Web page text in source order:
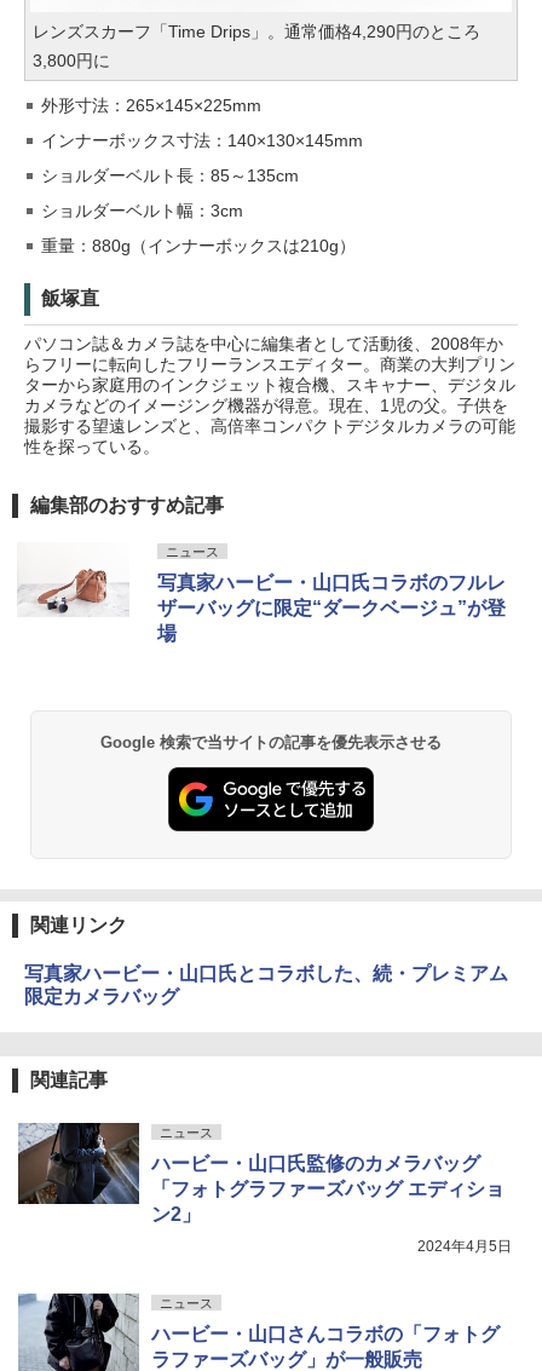
レンズスカーフ「Time Drips」。通常価格4,290円のところ
3,800円に
外形寸法：265×145×225mm
インナーボックス寸法：140×130×145mm
ショルダーベルト長：85～135cm
ショルダーベルト幅：3cm
重量：880g（インナーボックスは210g）
飯塚直
パソコン誌＆カメラ誌を中心に編集者として活動後、2008年か
らフリーに転向したフリーランスエディター。商業の大判プリン
ターから家庭用のインクジェット複合機、スキャナー、デジタル
カメラなどのイメージング機器が得意。現在、1児の父。子供を
撮影する望遠レンズと、高倍率コンパクトデジタルカメラの可能
性を探っている。
編集部のおすすめ記事
ニュース
写真家ハービー・山口氏コラボのフルレ
ザーバッグに限定“ダークベージュ”が登
場
Google 検索で当サイトの記事を優先表示させる
関連リンク
写真家ハービー・山口氏とコラボした、続・プレミアム
限定カメラバッグ
関連記事
ニュース
ハービー・山口氏監修のカメラバッグ
「フォトグラファーズバッグ エディショ
ン2」
2024年4月5日
ニュース
ハービー・山口さんコラボの「フォトグ
ラファーズバッグ」が一般販売